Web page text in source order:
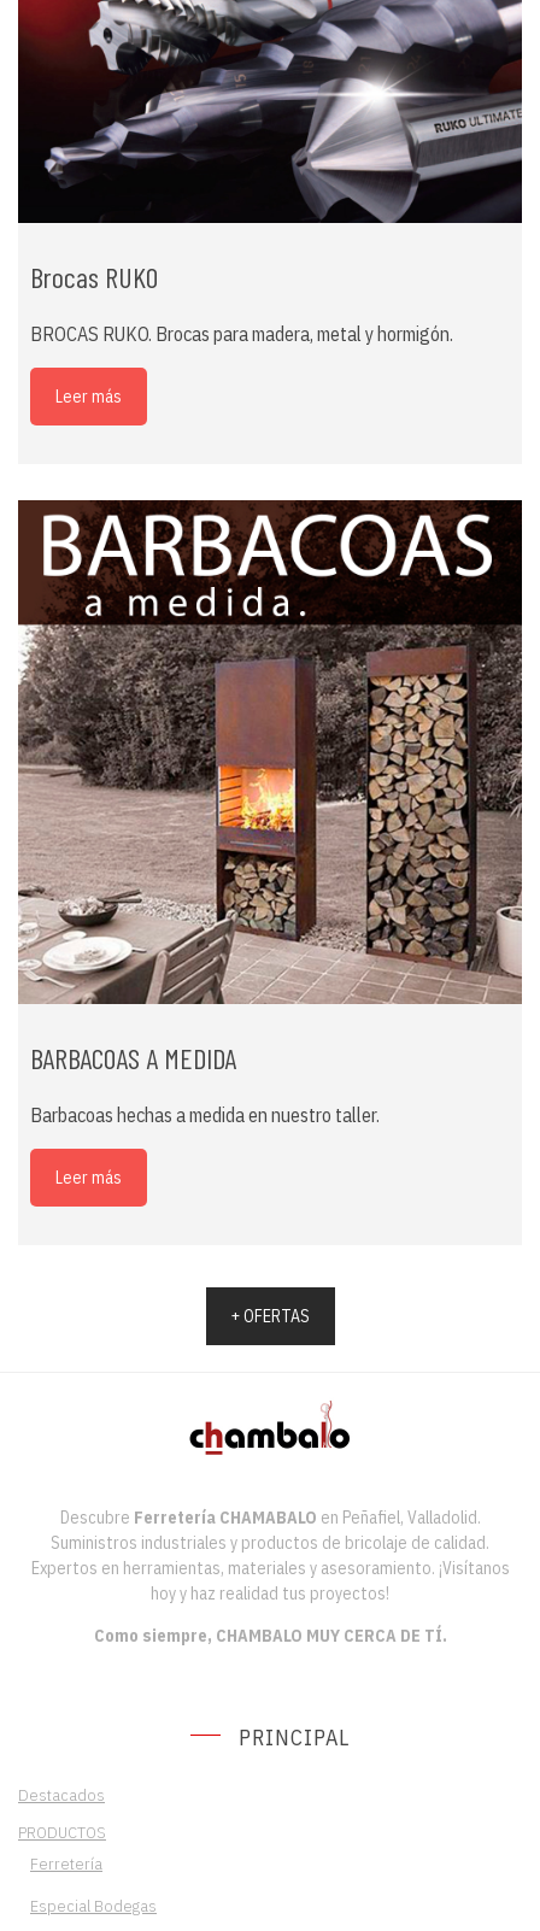
Brocas RUKO
BROCAS RUKO. Brocas para madera, metal y hormigón.
Leer más
BARBACOAS A MEDIDA
Barbacoas hechas a medida en nuestro taller.
Leer más
+ OFERTAS
Descubre Ferretería CHAMABALO en Peñafiel, Valladolid.
Suministros industriales y productos de bricolaje de calidad.
Expertos en herramientas, materiales y asesoramiento. ¡Visítanos
hoy y haz realidad tus proyectos!
Como siempre, CHAMBALO MUY CERCA DE TÍ.
PRINCIPAL
Destacados
PRODUCTOS
Ferretería
Especial Bodegas